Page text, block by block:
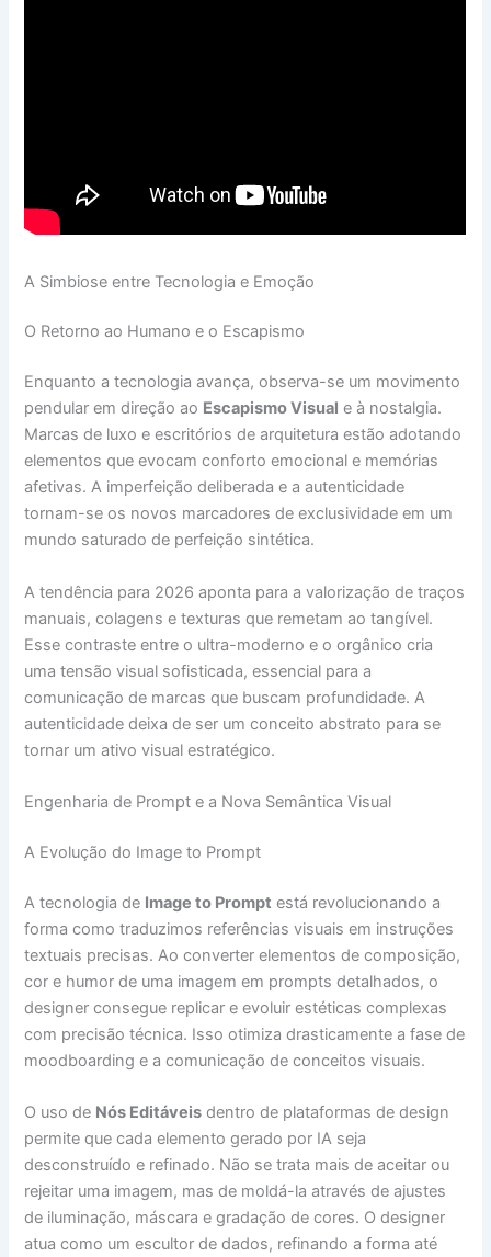
A Simbiose entre Tecnologia e Emoção
O Retorno ao Humano e o Escapismo
Enquanto a tecnologia avança, observa-se um movimento
pendular em direção ao Escapismo Visual e à nostalgia.
Marcas de luxo e escritórios de arquitetura estão adotando
elementos que evocam conforto emocional e memórias
afetivas. A imperfeição deliberada e a autenticidade
tornam-se os novos marcadores de exclusividade em um
mundo saturado de perfeição sintética.
A tendência para 2026 aponta para a valorização de traços
manuais, colagens e texturas que remetam ao tangível.
Esse contraste entre o ultra-moderno e o orgânico cria
uma tensão visual sofisticada, essencial para a
comunicação de marcas que buscam profundidade. A
autenticidade deixa de ser um conceito abstrato para se
tornar um ativo visual estratégico.
Engenharia de Prompt e a Nova Semântica Visual
A Evolução do Image to Prompt
A tecnologia de Image to Prompt está revolucionando a
forma como traduzimos referências visuais em instruções
textuais precisas. Ao converter elementos de composição,
cor e humor de uma imagem em prompts detalhados, o
designer consegue replicar e evoluir estéticas complexas
com precisão técnica. Isso otimiza drasticamente a fase de
moodboarding e a comunicação de conceitos visuais.
O uso de Nós Editáveis dentro de plataformas de design
permite que cada elemento gerado por IA seja
desconstruído e refinado. Não se trata mais de aceitar ou
rejeitar uma imagem, mas de moldá-la através de ajustes
de iluminação, máscara e gradação de cores. O designer
atua como um escultor de dados, refinando a forma até